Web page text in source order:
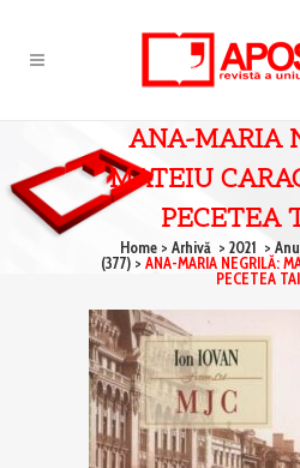
ANA-MARIA
MATEIU
PECETEA
Home > Arhivă > 2021 >
(377)> ANA-MARIA NEGRILĂ:
PECETEA